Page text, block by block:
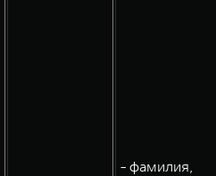
- фамилия,